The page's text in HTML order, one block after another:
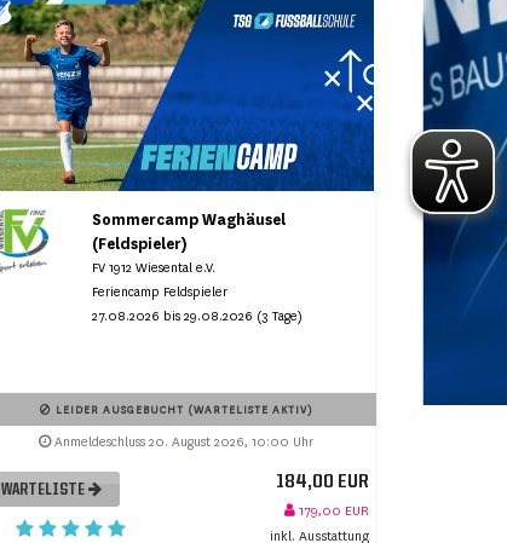
Sommercamp Waghäusel
(Feldspieler)
FV 1912 Wiesental e.V.
Feriencamp Feldspieler
27.08.2026 bis 29.08.2026 (3 Tage)
LEIDER AUSGEBUCHT (WARTELISTE AKTIV)
Anmeldeschluss 20. August 2026, 10:00 Uhr
WARTELISTE 184,00 EUR
179,00 EUR
inkl. Ausstattung